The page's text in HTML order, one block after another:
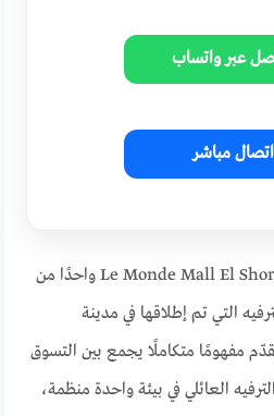
عبر واتساب
اتصال مباشر
يُعد مول ليموند الشروق Le Monde Mall El Shorouk واحدًا من
التي تم إطلاقها في مدينة
مفهومًا متكاملًا يجمع بين التسوق
العائلي في بيئة واحدة منظمة،